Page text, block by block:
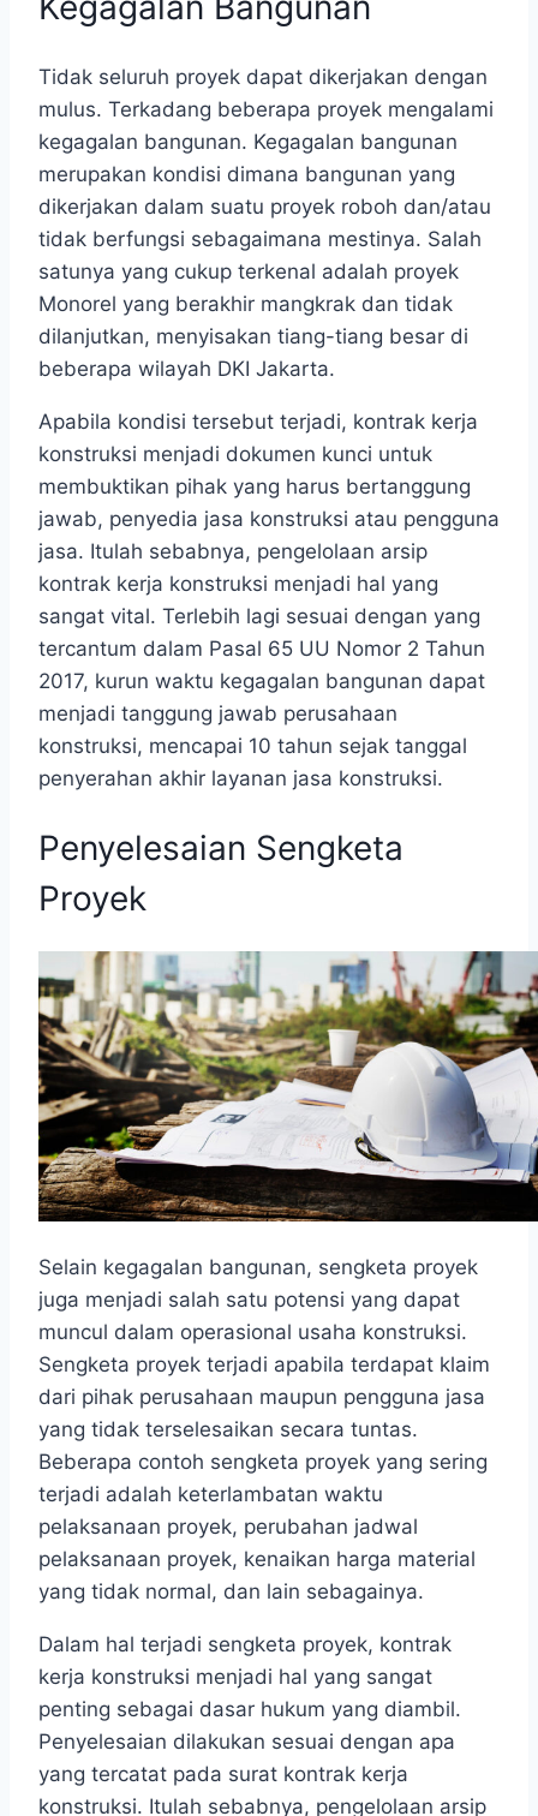
Tidak seluruh proyek dapat dikerjakan dengan
mulus. Terkadang beberapa proyek mengalami
kegagalan bangunan. Kegagalan bangunan
merupakan kondisi dimana bangunan yang
dikerjakan dalam suatu proyek roboh dan/atau
tidak berfungsi sebagaimana mestinya. Salah
satunya yang cukup terkenal adalah proyek
Monorel yang berakhir mangkrak dan tidak
dilanjutkan, menyisakan tiang-tiang besar di
beberapa wilayah DKI Jakarta.
Apabila kondisi tersebut terjadi, kontrak kerja
konstruksi menjadi dokumen kunci untuk
membuktikan pihak yang harus bertanggung
jawab, penyedia jasa konstruksi atau pengguna
jasa. Itulah sebabnya, pengelolaan arsip
kontrak kerja konstruksi menjadi hal yang
sangat vital. Terlebih lagi sesuai dengan yang
tercantum dalam Pasal 65 UU Nomor 2 Tahun
2017, kurun waktu kegagalan bangunan dapat
menjadi tanggung jawab perusahaan
konstruksi, mencapai 10 tahun sejak tanggal
penyerahan akhir layanan jasa konstruksi.
Penyelesaian Sengketa
Proyek
Selain kegagalan bangunan, sengketa proyek
juga menjadi salah satu potensi yang dapat
muncul dalam operasional usaha konstruksi.
Sengketa proyek terjadi apabila terdapat klaim
dari pihak perusahaan maupun pengguna jasa
yang tidak terselesaikan secara tuntas.
Beberapa contoh sengketa proyek yang sering
terjadi adalah keterlambatan waktu
pelaksanaan proyek, perubahan jadwal
pelaksanaan proyek, kenaikan harga material
yang tidak normal, dan lain sebagainya.
Dalam hal terjadi sengketa proyek, kontrak
kerja konstruksi menjadi hal yang sangat
penting sebagai dasar hukum yang diambil.
Penyelesaian dilakukan sesuai dengan apa
yang tercatat pada surat kontrak kerja
konstruksi. Itulah sebabnya, pengelolaan arsip